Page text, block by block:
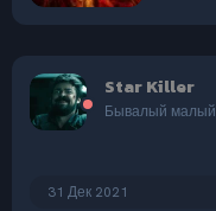
Star Killer
Бывалый малый
31 Дек 2021